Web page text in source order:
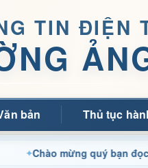
TIN ĐIỆN
bản Thủ tục
mừng quý bạn đọc đến với